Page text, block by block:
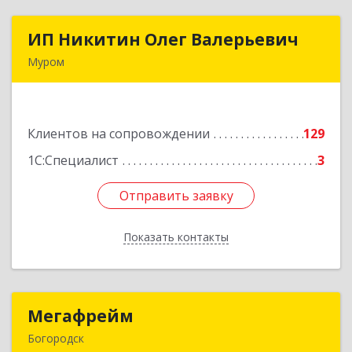
ИП Никитин Олег Валерьевич
Муром
Клиентов на сопровождении
129
1С:Специалист
3
Отправить заявку
Показать контакты
ИП Никитин Олег Валерьевич
Подробнее
Отправить заявку
Назад
Мегафрейм
Богородск